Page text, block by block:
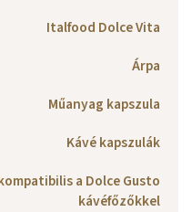
Italfood Dolce Vita
Árpa
Műanyag kapszula
Kávé kapszulák
a Dolce Gusto
kávéfőzőkkel